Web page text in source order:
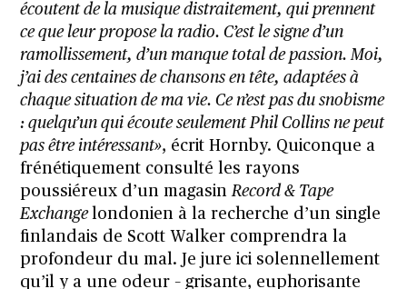
écoutent de la musique distraitement, qui prennent
ce que leur propose la radio. C’est le signe d’un
ramollissement, d’un manque total de passion. Moi,
j’ai des centaines de chansons en tête, adaptées à
chaque situation de ma vie. Ce n’est pas du snobisme
: quelqu’un qui écoute seulement Phil Collins ne peut
pas être intéressant», écrit Hornby. Quiconque a
frénétiquement consulté les rayons
poussiéreux d’un magasin Record & Tape
Exchange londonien à la recherche d’un single
finlandais de Scott Walker comprendra la
profondeur du mal. Je jure ici solennellement
qu’il y a une odeur – grisante, euphorisante